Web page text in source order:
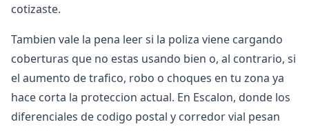
cotizaste.
Tambien vale la pena leer si la poliza viene cargando
coberturas que no estas usando bien o, al contrario, si
el aumento de trafico, robo o choques en tu zona ya
hace corta la proteccion actual. En Escalon, donde los
diferenciales de codigo postal y corredor vial pesan